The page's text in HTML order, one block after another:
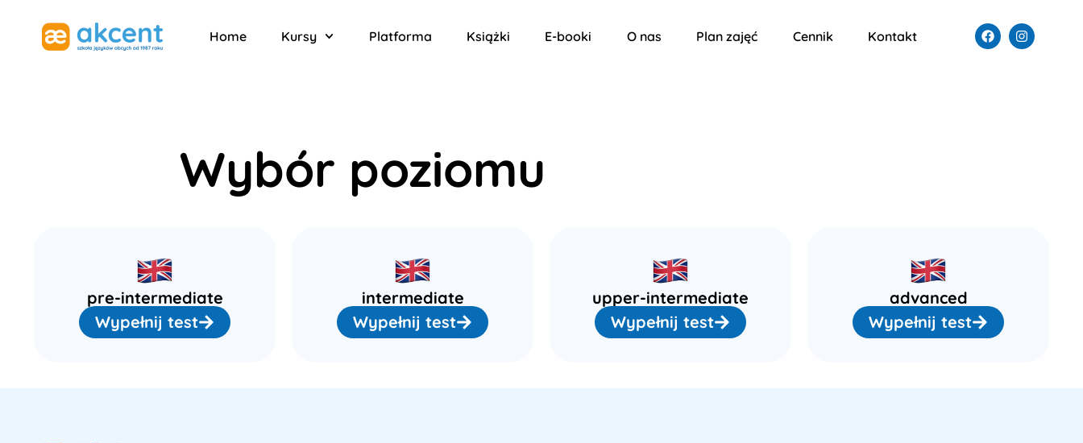
Home Kursy Platforma Książki E-booki O nas Plan zajęć Cennik Kontakt
Wybór poziomu
pre-intermediate
Wypełnij test
intermediate
Wypełnij test
upper-intermediate
Wypełnij test
advanced
Wypełnij test